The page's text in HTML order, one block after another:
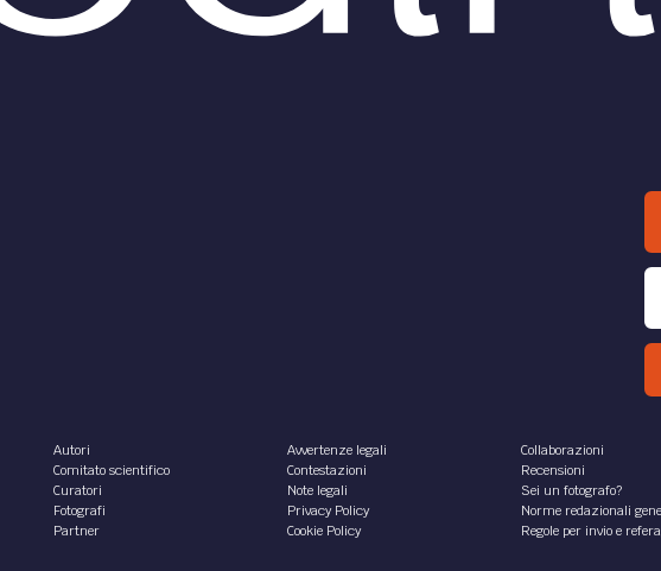
Autori
Comitato scientifico
Curatori
Fotografi
Partner
Avvertenze legali
Contestazioni
Note legali
Privacy Policy
Cookie Policy
Collaborazioni
Recensioni
Sei un fotografo?
Norme redazionali
Regole per invio e